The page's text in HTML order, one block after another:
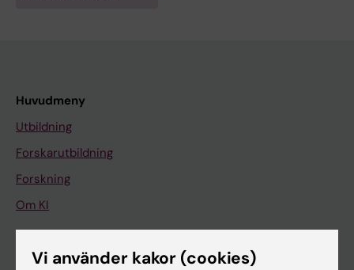
Huvudmeny
Utbildning
Forskarutbildning
Forskning
Om KI
På gång
Vi använder kakor (cookies)